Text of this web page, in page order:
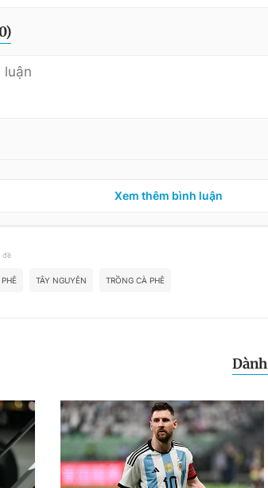
)
Xem thêm bình luận
đề
TÂY NGUYÊN TRỒNG CÀ PHÊ